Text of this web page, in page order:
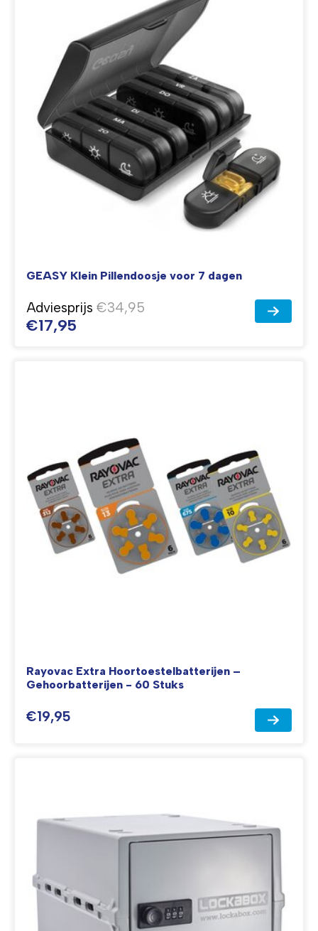
GEASY Klein Pillendoosje voor 7 dagen
Adviesprijs €34,95
€17,95
Rayovac Extra Hoortoestelbatterijen –
Gehoorbatterijen - 60 Stuks
€19,95